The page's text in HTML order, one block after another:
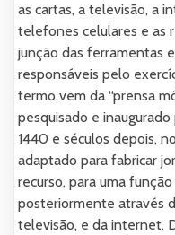
as cartas, a televisão, a
telefones celulares e as
junção das ferramentas
responsáveis pelo
termo vem da “prensa
pesquisado e
1440 e séculos depois,
adaptado para fabricar
recurso, para uma
posteriormente através
televisão, e da internet.